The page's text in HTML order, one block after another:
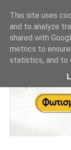
This site uses
and to analyze
shared with
metrics to
statistics, and to